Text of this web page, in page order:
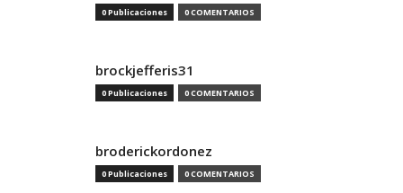
0 Publicaciones 0 COMENTARIOS
brockjefferis31
0 Publicaciones 0 COMENTARIOS
broderickordonez
0 Publicaciones 0 COMENTARIOS